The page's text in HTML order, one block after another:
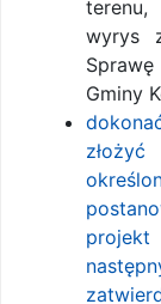
wyrys
Gminy